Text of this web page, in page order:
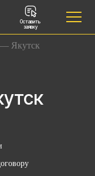
Оставить
заявку
— Якутск